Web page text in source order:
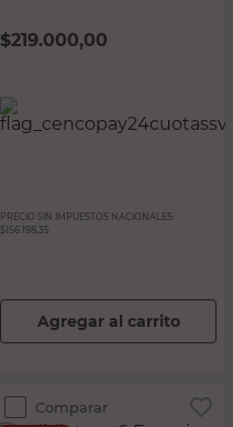
$219.000,00
PRECIO SIN IMPUESTOS NACIONALES:
$156.198,35
Agregar al carrito
Comparar